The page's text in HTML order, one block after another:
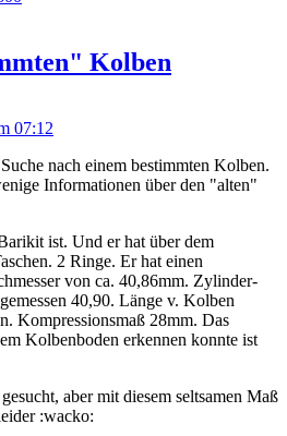
Kolben
07:12
nach einem bestimmten Kolben.
Informationen über den "alten"
ist. Und er hat über dem
2 Ringe. Er hat einen
von ca. 40,86mm. Zylinder-
40,90. Länge v. Kolben
Kompressionsmaß 28mm. Das
Kolbenboden erkennen konnte ist
aber mit diesem seltsamen Maß
:wacko: